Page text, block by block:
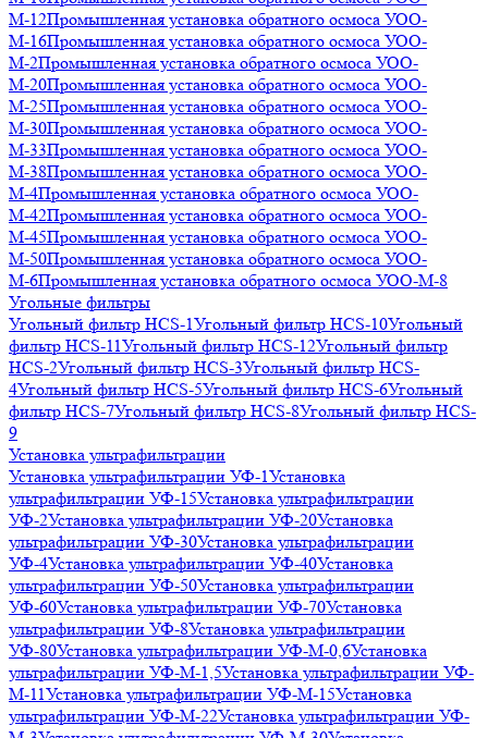
М-12Промышленная установка обратного осмоса УОО-
М-16Промышленная установка обратного осмоса УОО-
М-2Промышленная установка обратного осмоса УОО-
М-20Промышленная установка обратного осмоса УОО-
М-25Промышленная установка обратного осмоса УОО-
М-30Промышленная установка обратного осмоса УОО-
М-33Промышленная установка обратного осмоса УОО-
М-38Промышленная установка обратного осмоса УОО-
М-4Промышленная установка обратного осмоса УОО-
М-42Промышленная установка обратного осмоса УОО-
М-45Промышленная установка обратного осмоса УОО-
М-50Промышленная установка обратного осмоса УОО-
М-6Промышленная установка обратного осмоса УОО-М-8
Угольные фильтры
Угольный фильтр HСS-1Угольный фильтр HСS-10Угольный
фильтр HСS-11Угольный фильтр HСS-12Угольный фильтр
HСS-2Угольный фильтр HСS-3Угольный фильтр HСS-
4Угольный фильтр HСS-5Угольный фильтр HСS-6Угольный
фильтр HСS-7Угольный фильтр HСS-8Угольный фильтр HСS-
9
Установка ультрафильтрации
Установка ультрафильтрации УФ-1Установка
ультрафильтрации УФ-15Установка ультрафильтрации
УФ-2Установка ультрафильтрации УФ-20Установка
ультрафильтрации УФ-30Установка ультрафильтрации
УФ-4Установка ультрафильтрации УФ-40Установка
ультрафильтрации УФ-50Установка ультрафильтрации
УФ-60Установка ультрафильтрации УФ-70Установка
ультрафильтрации УФ-8Установка ультрафильтрации
УФ-80Установка ультрафильтрации УФ-М-0,6Установка
ультрафильтрации УФ-М-1,5Установка ультрафильтрации УФ-
М-11Установка ультрафильтрации УФ-М-15Установка
ультрафильтрации УФ-М-22Установка ультрафильтрации УФ-